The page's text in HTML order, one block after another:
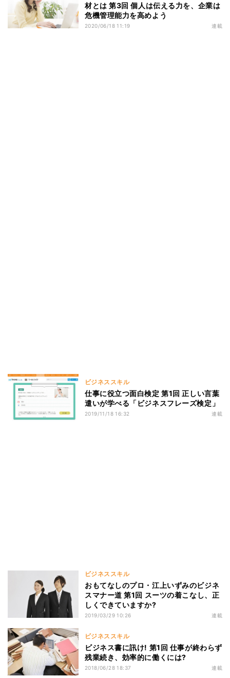
材とは 第3回 個人は伝える力を、企業は
危機管理能力を高めよう
2020/06/18 11:19 連載
ビジネススキル
仕事に役立つ面白検定 第1回 正しい言葉
遣いが学べる「ビジネスフレーズ検定」
2019/11/18 16:32 連載
ビジネススキル
おもてなしのプロ・江上いずみのビジネ
スマナー道 第1回 スーツの着こなし、正
しくできていますか?
2019/03/29 10:26 連載
ビジネススキル
ビジネス書に訊け! 第1回 仕事が終わらず
残業続き、効率的に働くには?
2018/06/28 18:37 連載